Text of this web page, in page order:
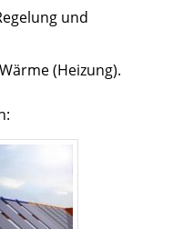
und
(Heizung).